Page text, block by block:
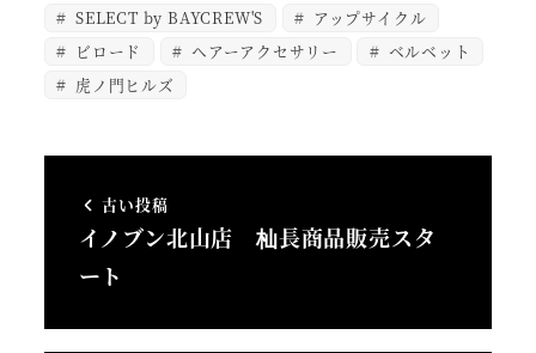
SELECT by BAYCREW'S
アップサイクル
ビロード
ヘアーアクセサリー
ベルベット
虎ノ門ヒルズ
古い投稿
イノブン北山店 杣長商品販売スタ
ート